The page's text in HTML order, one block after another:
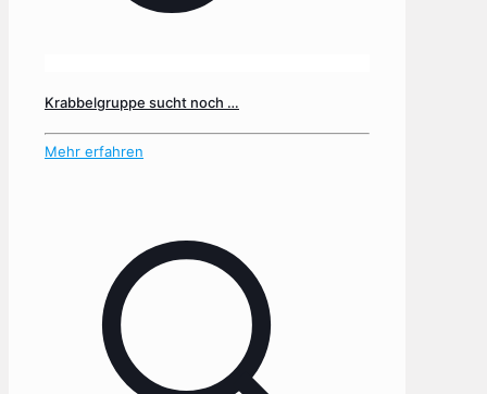
Krabbelgruppe sucht noch …
Mehr erfahren